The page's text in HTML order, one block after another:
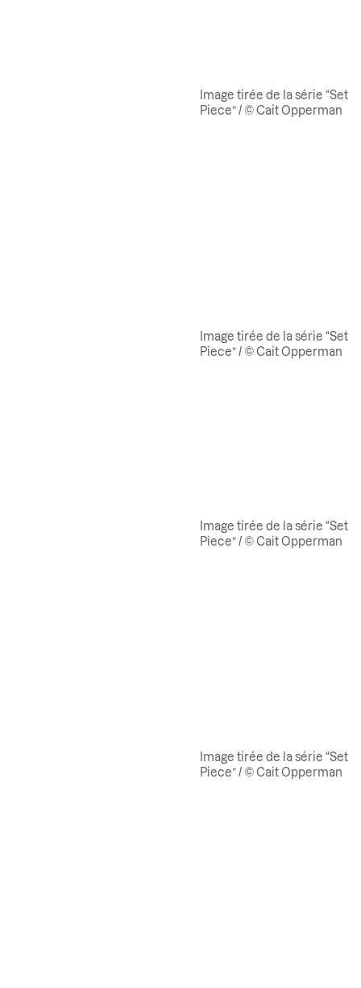
Image tirée de la série “Set
Piece” / © Cait Opperman
Image tirée de la série “Set
Piece” / © Cait Opperman
Image tirée de la série “Set
Piece” / © Cait Opperman
Image tirée de la série “Set
Piece” / © Cait Opperman